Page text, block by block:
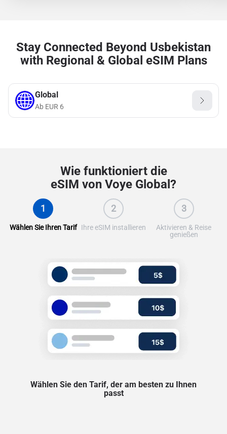
Stay Connected Beyond Usbekistan
with Regional & Global eSIM Plans
Global
Ab EUR 6
Wie funktioniert die
eSIM von Voye Global?
1
Wählen Sie Ihren Tarif
2
Ihre eSIM installieren
3
Aktivieren & Reise
genießen
Wählen Sie den Tarif, der am besten zu Ihnen
passt